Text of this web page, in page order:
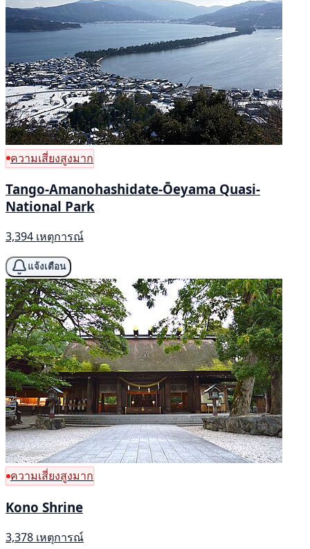
ความเสี่ยงสูงมาก
Tango-Amanohashidate-Ōeyama Quasi-
National Park
3,394 เหตุการณ์
แจ้งเตือน
ความเสี่ยงสูงมาก
Kono Shrine
3,378 เหตุการณ์